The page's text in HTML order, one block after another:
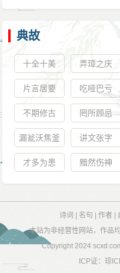
典故
十全十美 弄璋之庆
片言居要 吃哑巴亏
不期修古 罔所顾忌
漏瓮沃焦釜 讲文张字
才多为患 黯然伤神
诗词 名句 作者
本站为非经营性网站，作品
Copyright 2024
ICP证： 琼